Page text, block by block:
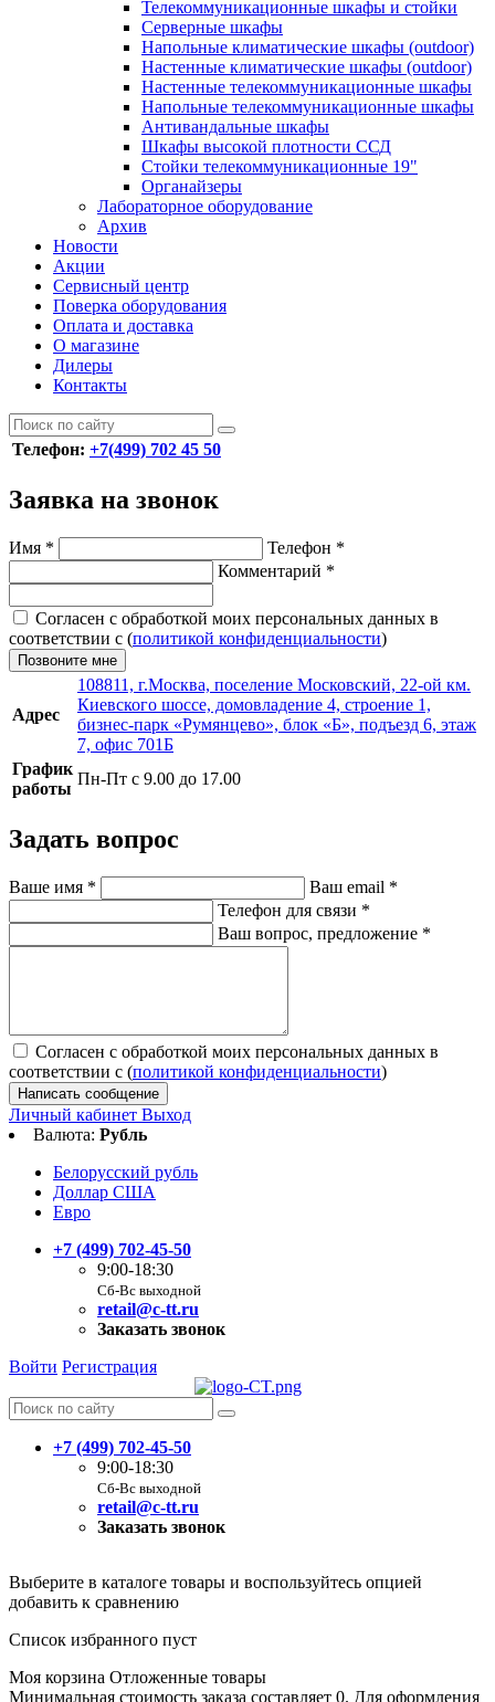
Телекоммуникационные шкафы и стойки
Серверные шкафы
Напольные климатические шкафы (outdoor)
Настенные климатические шкафы (outdoor)
Настенные телекоммуникационные шкафы
Напольные телекоммуникационные шкафы
Антивандальные шкафы
Шкафы высокой плотности ССД
Стойки телекоммуникационные 19"
Органайзеры
Лабораторное оборудование
Архив
Новости
Акции
Сервисный центр
Поверка оборудования
Оплата и доставка
О магазине
Дилеры
Контакты
Телефон: +7(499) 702 45 50
Заявка на звонок
Имя * Телефон *
Комментарий *
Согласен с обработкой моих персональных данных в
соответствии с (политикой конфиденциальности)
Позвоните мне
Адрес
108811, г.Москва, поселение Московский, 22-ой км.
Киевского шоссе, домовладение 4, строение 1,
бизнес-парк «Румянцево», блок «Б», подъезд 6, этаж
7, офис 701Б
График
работы
Пн-Пт с 9.00 до 17.00
Задать вопрос
Ваше имя * Ваш email *
Телефон для связи *
Ваш вопрос, предложение *
Согласен с обработкой моих персональных данных в
соответствии с (политикой конфиденциальности)
Написать сообщение
Личный кабинет Выход
Валюта: Рубль
Белорусский рубль
Доллар США
Евро
+7 (499) 702-45-50
9:00-18:30
Сб-Вс выходной
retail@c-tt.ru
Заказать звонок
Войти Регистрация
+7 (499) 702-45-50
9:00-18:30
Сб-Вс выходной
retail@c-tt.ru
Заказать звонок
Выберите в каталоге товары и воспользуйтесь опцией
добавить к сравнению
Список избранного пуст
Моя корзина Отложенные товары
Минимальная стоимость заказа составляет 0. Для оформления